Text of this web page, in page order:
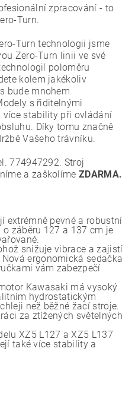
zpracování - to
Turn.
Turn technologii jsme
Zero-Turn linii ve své
poloměru
kolem jakékoliv
bude mnohem
s řiditelnými
více stability při ovládání
Díky tomu značně
Vašeho trávníku.
774947292. Stroj
a zaškolímeZDARMA.
extrémně pevné a robustní
záběru 127 a 137 cm je
snižuje vibrace a zajistí
ergonomická sedačka
vám zabezpečí
Kawasaki má vysoký
hydrostatickým
než běžné žací stroje.
za ztížených světelných
XZ5 L127 a XZ5 L137
také více stability a